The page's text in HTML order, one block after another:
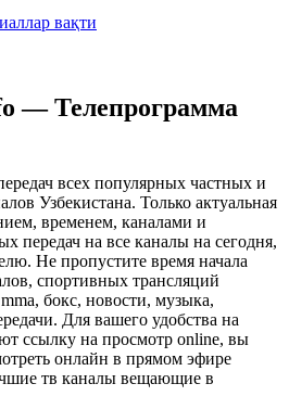
вақти
— Телепрограмма
всех популярных частных и
Узбекистана. Только актуальная
временем, каналами и
передач на все каналы на сегодня,
Не пропустите время начала
спортивных трансляций
бокс, новости, музыка,
Для вашего удобства на
ссылку на просмотр online, вы
онлайн в прямом эфире
тв каналы вещающие в